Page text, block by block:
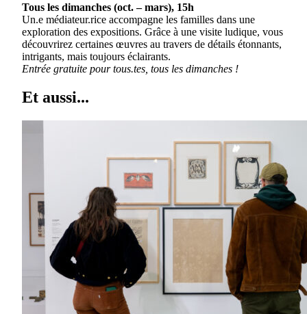
Tous les dimanches (oct. – mars), 15h
Un.e médiateur.rice accompagne les familles dans une
exploration des expositions. Grâce à une visite ludique, vous
découvrirez certaines œuvres au travers de détails étonnants,
intrigants, mais toujours éclairants.
Entrée gratuite pour tous.tes, tous les dimanches !
Et aussi...